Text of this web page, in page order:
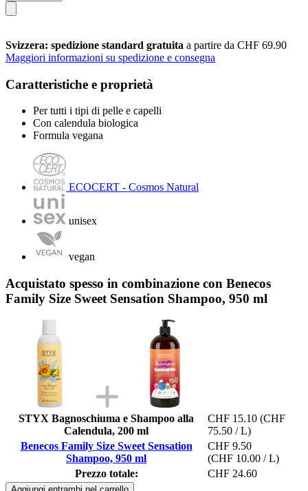
Svizzera: spedizione standard gratuita a partire da CHF 69.90
Maggiori informazioni su spedizione e consegna
Caratteristiche e proprietà
Per tutti i tipi di pelle e capelli
Con calendula biologica
Formula vegana
ECOCERT - Cosmos Natural
unisex
vegan
Acquistato spesso in combinazione con Benecos
Family Size Sweet Sensation Shampoo, 950 ml
STYX Bagnoschiuma e Shampoo alla
Calendula, 200 ml
CHF 15.10 (CHF
75.50 / L)
Benecos Family Size Sweet Sensation
Shampoo, 950 ml
CHF 9.50
(CHF 10.00 / L)
Prezzo totale:
CHF 24.60